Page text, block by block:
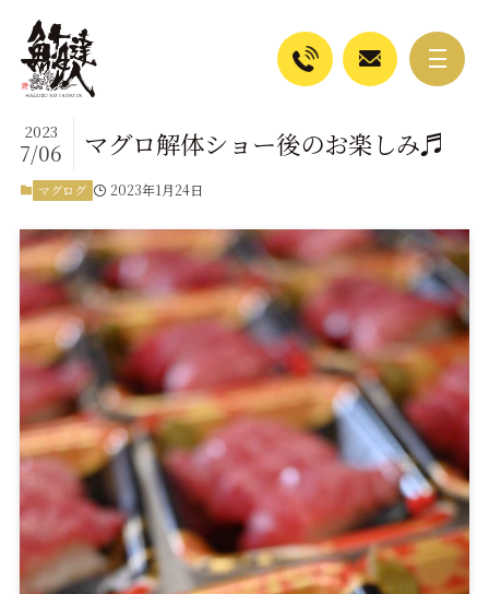
マグロ解体ショー後のお楽しみ♬
2023
7/06
マグログ 2023年1月24日